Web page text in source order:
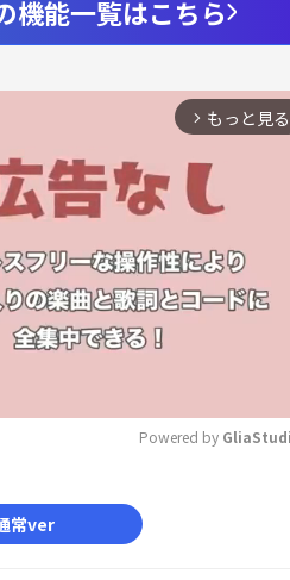
機能一覧はこちら
arrow_forward_ios もっと見る
Powered by
常ver